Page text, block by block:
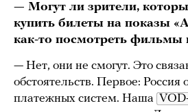
— Могут ли зрители,
купить билеты на показы
как-то посмотреть фильмы
— Нет, они не смогут. Это
обстоятельств. Первое: Россия
платежных систем. Наша